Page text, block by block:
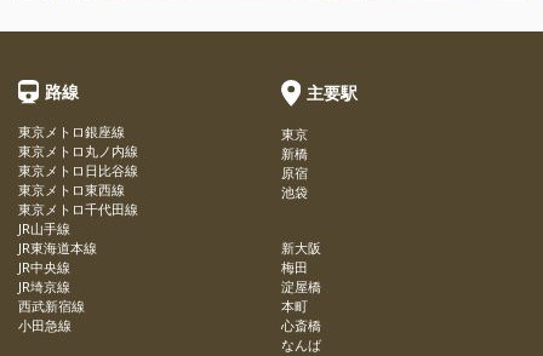
路線
東京メトロ銀座線
東京メトロ丸ノ内線
東京メトロ日比谷線
東京メトロ東西線
東京メトロ千代田線
JR山手線
JR東海道本線
JR中央線
JR埼京線
西武新宿線
小田急線
主要駅
東京
新橋
原宿
池袋
新大阪
梅田
淀屋橋
本町
心斎橋
なんば